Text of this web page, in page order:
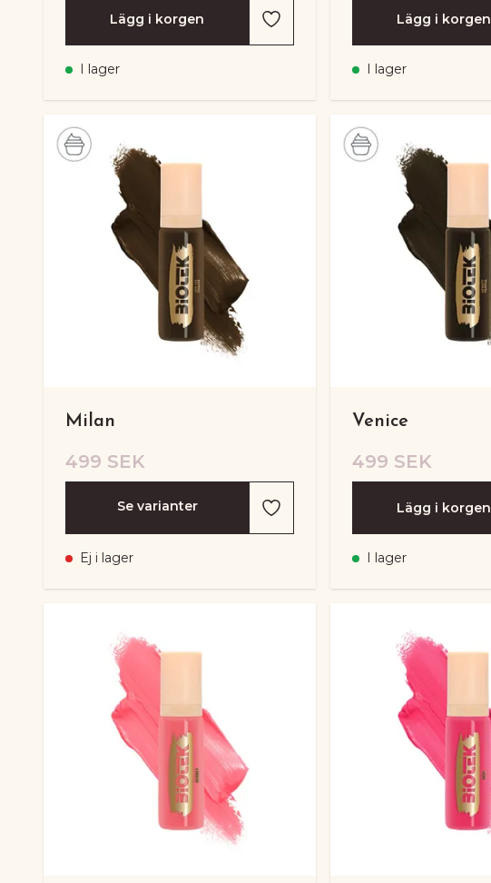
Lägg i korgen
I lager
Lägg i korgen
I lager
Milan
499 SEK
Se varianter
Ej i lager
Venice
499 SEK
Lägg i korgen
I lager